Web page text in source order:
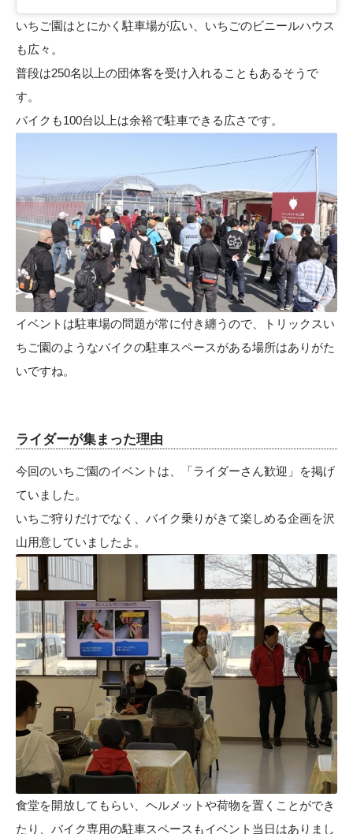
いちご園はとにかく駐車場が広い、いちごのビニールハウス
も広々。
普段は250名以上の団体客を受け入れることもあるそうで
す。
バイクも100台以上は余裕で駐車できる広さです。
イベントは駐車場の問題が常に付き纏うので、トリックスい
ちご園のようなバイクの駐車スペースがある場所はありがた
いですね。
ライダーが集まった理由
今回のいちご園のイベントは、「ライダーさん歓迎」を掲げ
ていました。
いちご狩りだけでなく、バイク乗りがきて楽しめる企画を沢
山用意していましたよ。
食堂を開放してもらい、ヘルメットや荷物を置くことができ
たり、バイク専用の駐車スペースもイベント当日はありまし